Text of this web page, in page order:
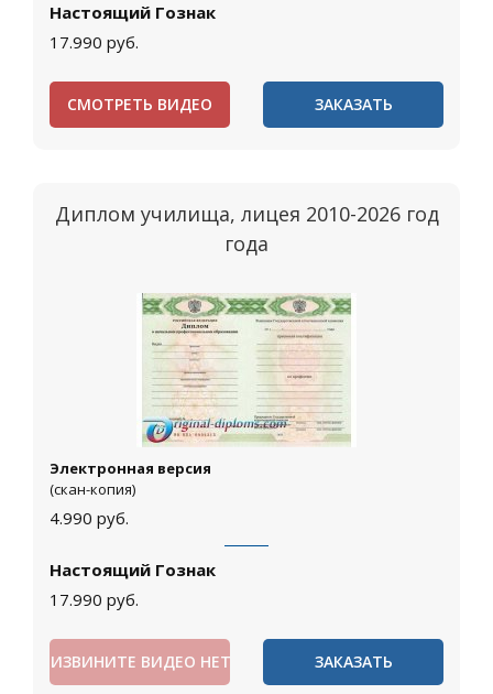
Настоящий Гознак
17.990 руб.
СМОТРЕТЬ ВИДЕО ЗАКАЗАТЬ
Диплом училища, лицея 2010-2026 год
года
Электронная версия
(скан-копия)
4.990 руб.
Настоящий Гознак
17.990 руб.
ИЗВИНИТЕ ВИДЕО НЕТ ЗАКАЗАТЬ